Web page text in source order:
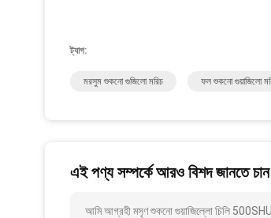
ট্যাগ:
মরসুম শুকনো গুজিলো মরিচ ফল শুকনো গুয়াজিলো
এই পণ্য সম্পর্কে আরও বিশদ জানতে চান
আমি আগ্রহী মসৃণ শুকনো গুয়াজিল্লো চিলি 500SHU